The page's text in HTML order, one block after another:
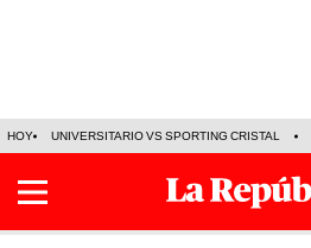
HOY UNIVERSITARIO VS SPORTING CRISTAL